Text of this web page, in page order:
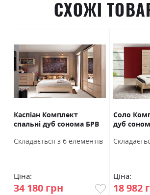
СХОЖІ
Каспіан Комплект
спальні дуб сонома БРВ
Cкладається з 6 елементів
Ціна:
34 180 грн
Соло
дуб
Ціна:
18 982